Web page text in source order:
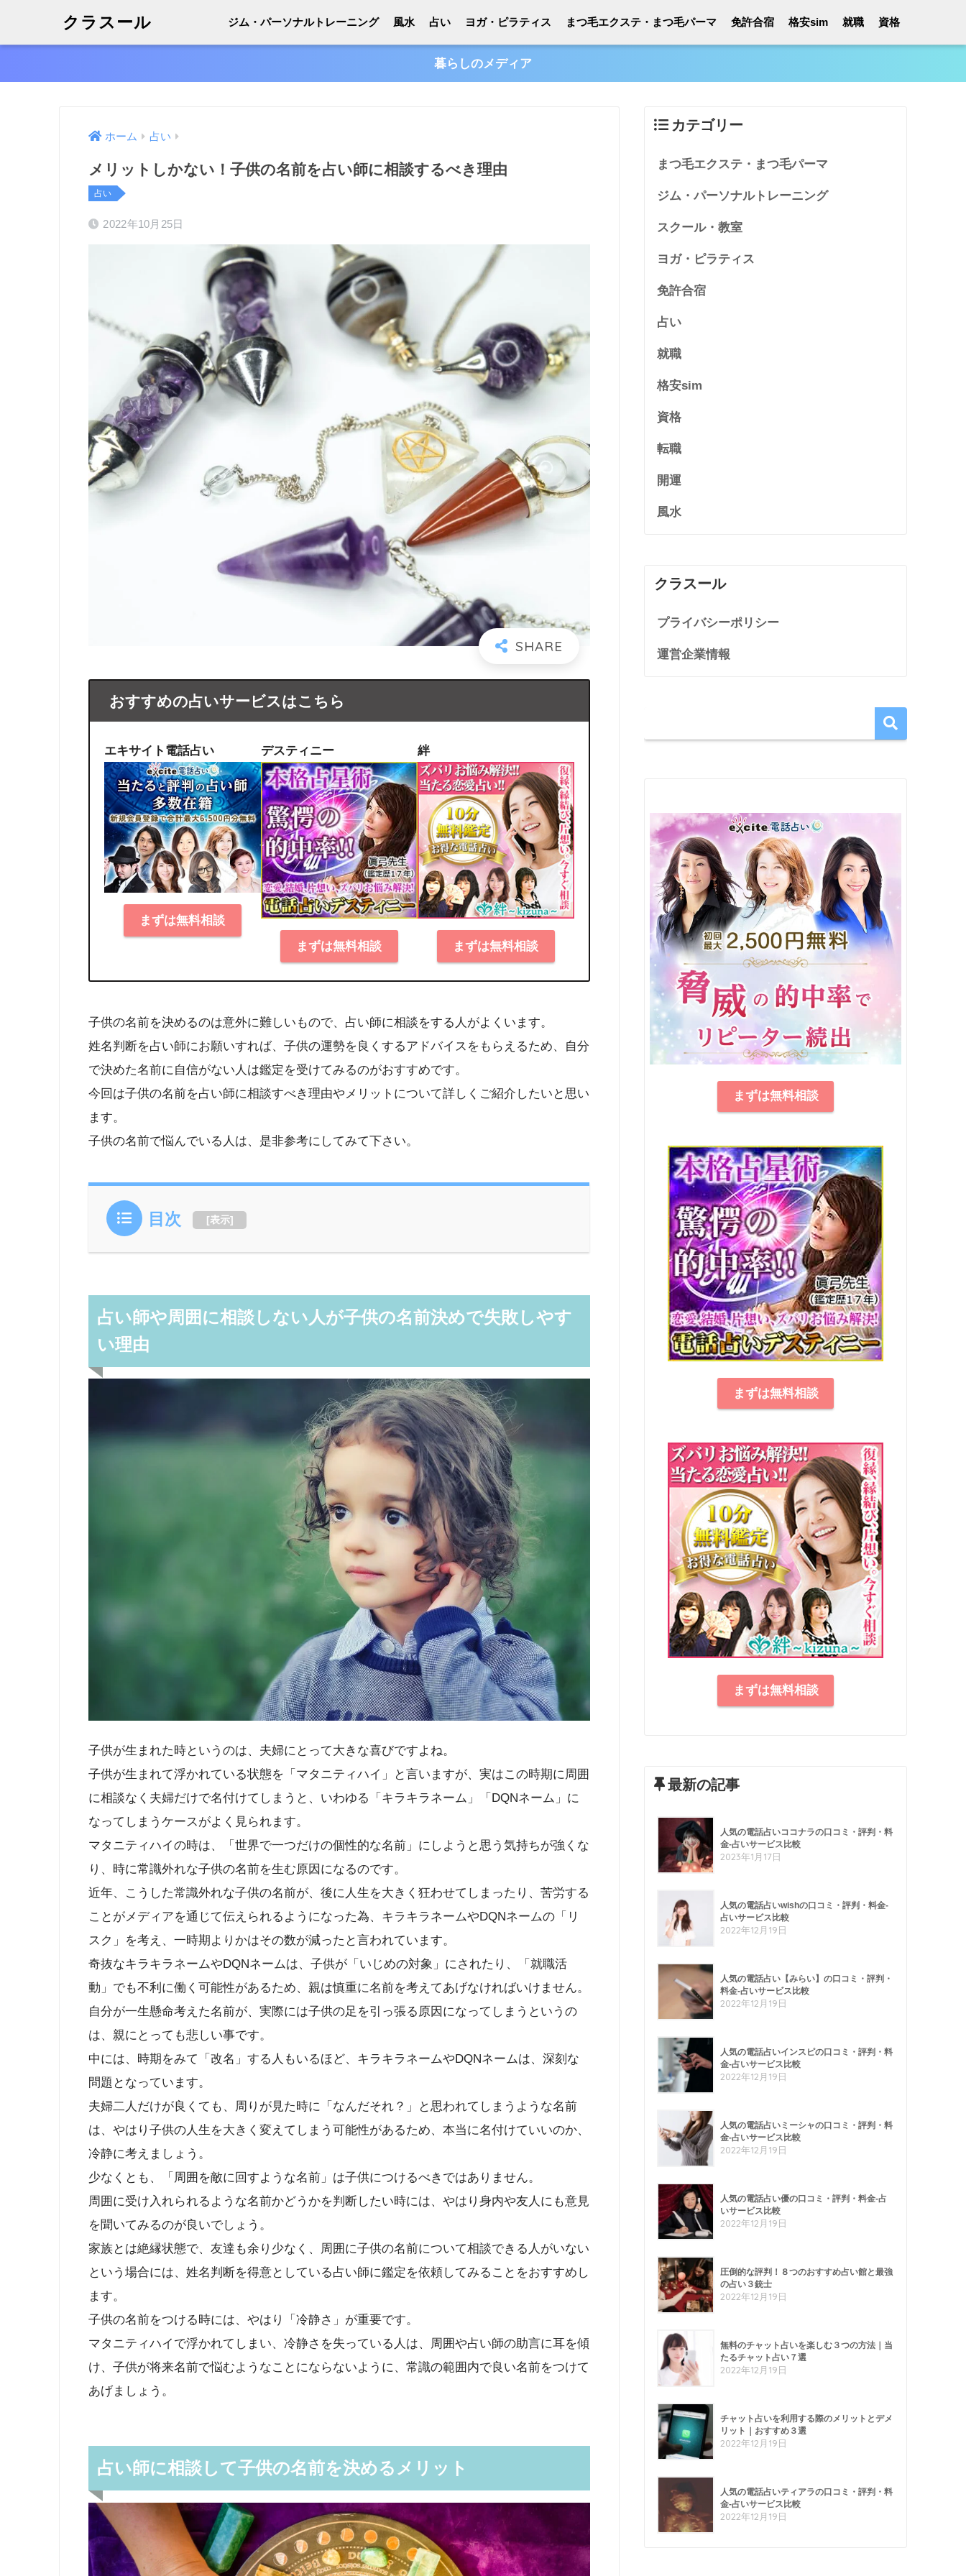
クラスール ジム・パーソナルトレーニング 風水 占い ヨガ・ピラティス まつ毛エクステ・まつ毛パーマ 免許合宿 格安sim 就職 資格
暮らしのメディア
ホーム 占い
メリットしかない！子供の名前を占い師に相談するべき理由
占い
2022年10月25日
おすすめの占いサービスはこちら
エキサイト電話占い
まずは無料相談
デスティニー
まずは無料相談
絆
まずは無料相談
子供の名前を決めるのは意外に難しいもので、占い師に相談をする人がよくいます。
姓名判断を占い師にお願いすれば、子供の運勢を良くするアドバイスをもらえるため、自分
で決めた名前に自信がない人は鑑定を受けてみるのがおすすめです。
今回は子供の名前を占い師に相談すべき理由やメリットについて詳しくご紹介したいと思い
ます。
子供の名前で悩んでいる人は、是非参考にしてみて下さい。
目次 [表示]
占い師や周囲に相談しない人が子供の名前決めで失敗しやす
い理由
子供が生まれた時というのは、夫婦にとって大きな喜びですよね。
子供が生まれて浮かれている状態を「マタニティハイ」と言いますが、実はこの時期に周囲
に相談なく夫婦だけで名付けてしまうと、いわゆる「キラキラネーム」「DQNネーム」に
なってしまうケースがよく見られます。
マタニティハイの時は、「世界で一つだけの個性的な名前」にしようと思う気持ちが強くな
り、時に常識外れな子供の名前を生む原因になるのです。
近年、こうした常識外れな子供の名前が、後に人生を大きく狂わせてしまったり、苦労する
ことがメディアを通じて伝えられるようになった為、キラキラネームやDQNネームの「リ
スク」を考え、一時期よりかはその数が減ったと言われています。
奇抜なキラキラネームやDQNネームは、子供が「いじめの対象」にされたり、「就職活
動」でも不利に働く可能性があるため、親は慎重に名前を考えてあげなければいけません。
自分が一生懸命考えた名前が、実際には子供の足を引っ張る原因になってしまうというの
は、親にとっても悲しい事です。
中には、時期をみて「改名」する人もいるほど、キラキラネームやDQNネームは、深刻な
問題となっています。
夫婦二人だけが良くても、周りが見た時に「なんだそれ？」と思われてしまうような名前
は、やはり子供の人生を大きく変えてしまう可能性があるため、本当に名付けていいのか、
冷静に考えましょう。
少なくとも、「周囲を敵に回すような名前」は子供につけるべきではありません。
周囲に受け入れられるような名前かどうかを判断したい時には、やはり身内や友人にも意見
を聞いてみるのが良いでしょう。
家族とは絶縁状態で、友達も余り少なく、周囲に子供の名前について相談できる人がいない
という場合には、姓名判断を得意としている占い師に鑑定を依頼してみることをおすすめし
ます。
子供の名前をつける時には、やはり「冷静さ」が重要です。
マタニティハイで浮かれてしまい、冷静さを失っている人は、周囲や占い師の助言に耳を傾
け、子供が将来名前で悩むようなことにならないように、常識の範囲内で良い名前をつけて
あげましょう。
占い師に相談して子供の名前を決めるメリット
カテゴリー
まつ毛エクステ・まつ毛パーマ
ジム・パーソナルトレーニング
スクール・教室
ヨガ・ピラティス
免許合宿
占い
就職
格安sim
資格
転職
開運
風水
クラスール
プライバシーポリシー
運営企業情報
まずは無料相談
まずは無料相談
まずは無料相談
最新の記事
人気の電話占いココナラの口コミ・評判・料
金-占いサービス比較
2023年1月17日
人気の電話占いwishの口コミ・評判・料金-
占いサービス比較
2022年12月19日
人気の電話占い【みらい】の口コミ・評判・
料金-占いサービス比較
2022年12月19日
人気の電話占いインスピの口コミ・評判・料
金-占いサービス比較
2022年12月19日
人気の電話占いミーシャの口コミ・評判・料
金-占いサービス比較
2022年12月19日
人気の電話占い優の口コミ・評判・料金-占
いサービス比較
2022年12月19日
圧倒的な評判！８つのおすすめ占い館と最強
の占い３銃士
2022年12月19日
無料のチャット占いを楽しむ３つの方法｜当
たるチャット占い７選
2022年12月19日
チャット占いを利用する際のメリットとデメ
リット｜おすすめ３選
2022年12月19日
人気の電話占いティアラの口コミ・評判・料
金-占いサービス比較
2022年12月19日